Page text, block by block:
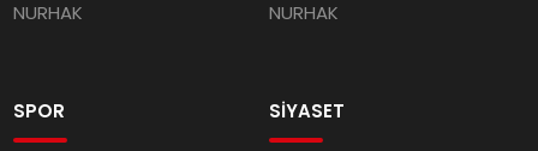
NURHAK NURHAK
SPOR SİYASET